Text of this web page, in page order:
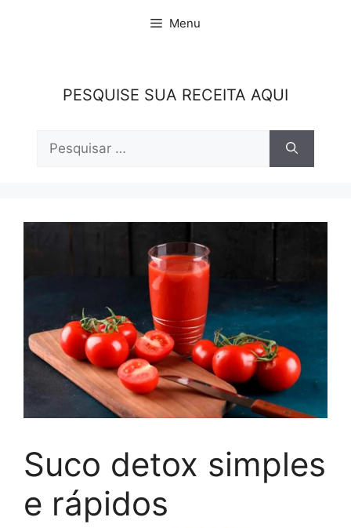
Menu
PESQUISE SUA RECEITA AQUI
por:
Suco detox simples
e rápidos